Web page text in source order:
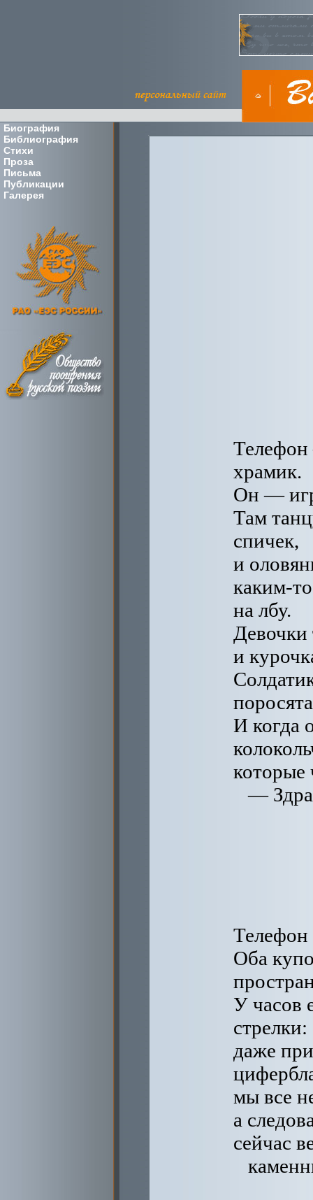
Биография
Библиография
Стихи
Проза
Письма
Публикации
Галерея
Телефон
храмик.
Он —
Там
спичек,
и
каким-
на лбу.
и
И когда
которые
—
Телефон
Оба
У часов
стрелки:
даже
мы все
а
сейчас